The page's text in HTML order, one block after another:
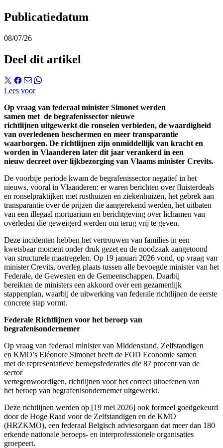
Publicatiedatum
08/07/26
Deel dit artikel
Lees voor
Op vraag van federaal minister Simonet werden
samen met de begrafenissector nieuwe
richtlijnen uitgewerkt die ronselen verbieden, de waardigheid
van overledenen beschermen en meer transparantie
waarborgen. De richtlijnen zijn onmiddellijk van kracht en
worden in Vlaanderen later dit jaar verankerd in een
nieuw decreet over lijkbezorging van Vlaams minister Crevits.
De voorbije periode kwam de begrafenissector negatief in het
nieuws, vooral in Vlaanderen: er waren berichten over fluisterdeals
en ronselpraktijken met rusthuizen en ziekenhuizen, het gebrek aan
transparantie over de prijzen die aangerekend werden, het uitbaten
van een illegaal mortuarium en berichtgeving over lichamen van
overleden die geweigerd werden om terug vrij te geven.
Deze incidenten hebben het vertrouwen van families in een
kwetsbaar moment onder druk gezet en de noodzaak aangetoond
van structurele maatregelen. Op 19 januari 2026 vond, op vraag van
minister Crevits, overleg plaats tussen alle bevoegde minister van het
Federale, de Gewesten en de Gemeenschappen. Daarbij
bereikten de ministers een akkoord over een gezamenlijk
stappenplan, waarbij de uitwerking van federale richtlijnen de eerste
concrete stap vormt.
Federale Richtlijnen voor het beroep van
begrafenisondernemer
Op vraag van federaal minister van Middenstand, Zelfstandigen
en KMO’s Eléonore Simonet heeft de FOD Economie samen
met de representatieve beroepsfederaties die 87 procent van de
sector
vertegenwoordigen, richtlijnen voor het correct uitoefenen van
het beroep van begrafenisondernemer uitgewerkt.
Deze richtlijnen werden op [19 mei 2026] ook formeel goedgekeurd
door de Hoge Raad voor de Zelfstandigen en de KMO
(HRZKMO), een federaal Belgisch adviesorgaan dat meer dan 180
erkende nationale beroeps- en interprofessionele organisaties
groepeert.